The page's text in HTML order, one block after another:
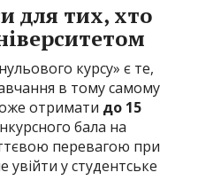
для тих, хто
курсу» є те,
в тому самому
отримати до 15
бала на
перевагою при
увійти у студентське